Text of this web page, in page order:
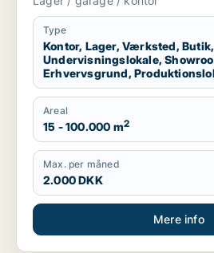
garage til leje i Region
Nordsjælland
Type
Kontor, Lager, Værksted, Butik,
Undervisningslokale,
Erhvervsgrund,
Areal
15 - 100.000 m2
Max. per måned
2.000 DKK
Mere info